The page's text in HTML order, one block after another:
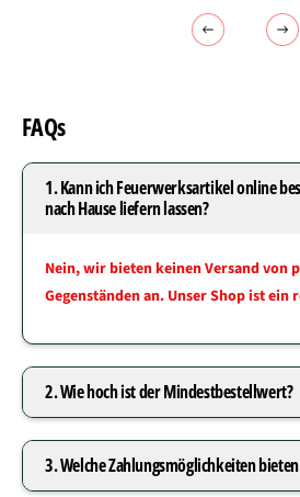
FAQs
1. Kann ich Feuerwerksartikel online
nach Hause liefern lassen?
Nein, wir bieten keinen Versand von
Gegenständen an. Unser Shop ist ein
2. Wie hoch ist der Mindestbestellwert?
3. Welche Zahlungsmöglichkeiten bieten